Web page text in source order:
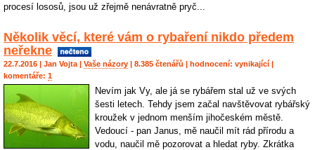
procesí lososů, jsou už zřejmě nenávratně pryč...
Několik věcí, které vám o rybaření nikdo předem
neřekne
22.7.2016 | Jan Vojta | Vaše názory | 8.385 čtenářů | hodnocení: vynikající |
komentáře: 1
Nevím jak Vy, ale já se rybářem stal už ve svých
šesti letech. Tehdy jsem začal navštěvovat rybářský
kroužek v jednom menším jihočeském městě.
Vedoucí - pan Janus, mě naučil mít rád přírodu a
vodu, naučil mě pozorovat a hledat ryby. Zkrátka